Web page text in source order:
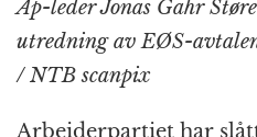
c
e
b
o
ss
e
n
g
at
s
A
p
a
p
h
Ap-leder Jonas Gahr
utredning av EØS-
/ NTB scanpix
Arbeiderpartiet har